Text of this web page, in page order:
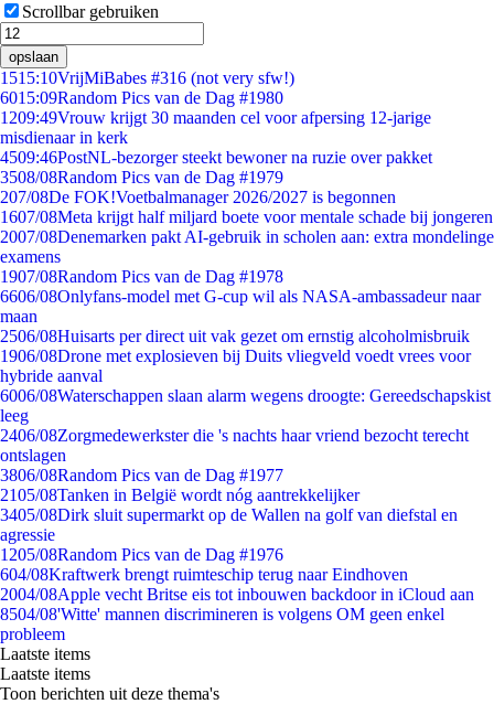
Scrollbar gebruiken
opslaan
1515:10VrijMiBabes #316 (not very sfw!)
6015:09Random Pics van de Dag #1980
1209:49Vrouw krijgt 30 maanden cel voor afpersing 12-jarige
misdienaar in kerk
4509:46PostNL-bezorger steekt bewoner na ruzie over pakket
3508/08Random Pics van de Dag #1979
207/08De FOK!Voetbalmanager 2026/2027 is begonnen
1607/08Meta krijgt half miljard boete voor mentale schade bij jongeren
2007/08Denemarken pakt AI-gebruik in scholen aan: extra mondelinge
examens
1907/08Random Pics van de Dag #1978
6606/08Onlyfans-model met G-cup wil als NASA-ambassadeur naar
maan
2506/08Huisarts per direct uit vak gezet om ernstig alcoholmisbruik
1906/08Drone met explosieven bij Duits vliegveld voedt vrees voor
hybride aanval
6006/08Waterschappen slaan alarm wegens droogte: Gereedschapskist
leeg
2406/08Zorgmedewerkster die 's nachts haar vriend bezocht terecht
ontslagen
3806/08Random Pics van de Dag #1977
2105/08Tanken in België wordt nóg aantrekkelijker
3405/08Dirk sluit supermarkt op de Wallen na golf van diefstal en
agressie
1205/08Random Pics van de Dag #1976
604/08Kraftwerk brengt ruimteschip terug naar Eindhoven
2004/08Apple vecht Britse eis tot inbouwen backdoor in iCloud aan
8504/08'Witte' mannen discrimineren is volgens OM geen enkel
probleem
Laatste items
Laatste items
Toon berichten uit deze thema's